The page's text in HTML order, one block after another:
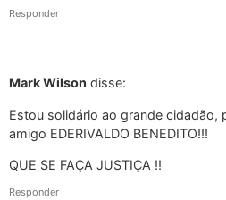
Responder
Mark Wilson disse:
Estou solidário ao grande cidadão,
amigo EDERIVALDO BENEDITO!!!
QUE SE FAÇA JUSTIÇA !!
Responder